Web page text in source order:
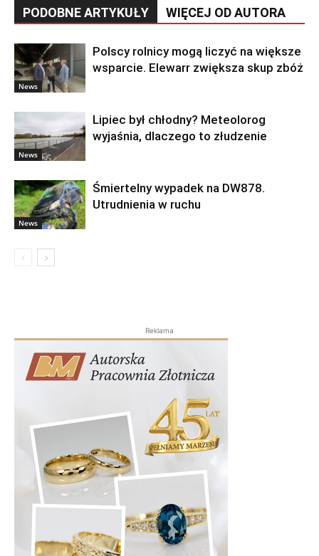
PODOBNE ARTYKUŁY WIĘCEJ OD AUTORA
News
Polscy rolnicy mogą liczyć na większe
wsparcie. Elewarr zwiększa skup zbóż
News
Lipiec był chłodny? Meteolorog
wyjaśnia, dlaczego to złudzenie
News
Śmiertelny wypadek na DW878.
Utrudnienia w ruchu
Reklama